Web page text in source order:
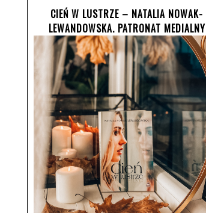
CIEŃ W LUSTRZE – NATALIA NOWAK-
LEWANDOWSKA. PATRONAT MEDIALNY